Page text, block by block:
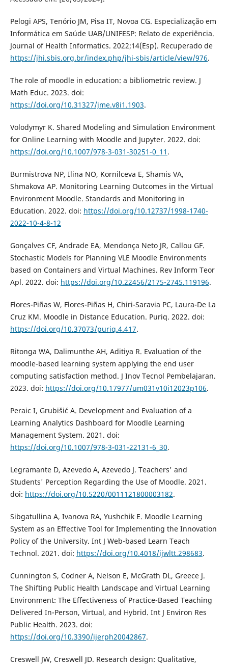
Pelogi APS, Tenório JM, Pisa IT, Novoa CG. Especialização em
Informática em Saúde UAB/UNIFESP: Relato de experiência.
Journal of Health Informatics. 2022;14(Esp). Recuperado de
https://jhi.sbis.org.br/index.php/jhi-sbis/article/view/976.
The role of moodle in education: a bibliometric review. J
Math Educ. 2023. doi:
https://doi.org/10.31327/jme.v8i1.1903.
Volodymyr K. Shared Modeling and Simulation Environment
for Online Learning with Moodle and Jupyter. 2022. doi:
https://doi.org/10.1007/978-3-031-30251-0_11 .
Burmistrova NP, Ilina NO, Kornilceva E, Shamis VA,
Shmakova AP. Monitoring Learning Outcomes in the Virtual
Environment Moodle. Standards and Monitoring in
Education. 2022. doi: https://doi.org/10.12737/1998-1740-
2022-10-4-8-12
Gonçalves CF, Andrade EA, Mendonça Neto JR, Callou GF.
Stochastic Models for Planning VLE Moodle Environments
based on Containers and Virtual Machines. Rev Inform Teor
Apl. 2022. doi: https://doi.org/10.22456/2175-2745.119196.
Flores-Piñas W, Flores-Piñas H, Chiri-Saravia PC, Laura-De La
Cruz KM. Moodle in Distance Education. Puriq. 2022. doi:
https://doi.org/10.37073/puriq.4.417.
Ritonga WA, Dalimunthe AH, Aditiya R. Evaluation of the
moodle-based learning system applying the end user
computing satisfaction method. J Inov Tecnol Pembelajaran.
2023. doi: https://doi.org/10.17977/um031v10i12023p106.
Peraic I, Grubišić A. Development and Evaluation of a
Learning Analytics Dashboard for Moodle Learning
Management System. 2021. doi:
https://doi.org/10.1007/978-3-031-22131-6_30.
Legramante D, Azevedo A, Azevedo J. Teachers' and
Students' Perception Regarding the Use of Moodle. 2021.
doi: https://doi.org/10.5220/0011121800003182.
Sibgatullina A, Ivanova RA, Yushchik E. Moodle Learning
System as an Effective Tool for Implementing the Innovation
Policy of the University. Int J Web-based Learn Teach
Technol. 2021. doi: https://doi.org/10.4018/ijwltt.298683.
Cunnington S, Codner A, Nelson E, McGrath DL, Greece J.
The Shifting Public Health Landscape and Virtual Learning
Environment: The Effectiveness of Practice-Based Teaching
Delivered In-Person, Virtual, and Hybrid. Int J Environ Res
Public Health. 2023. doi:
https://doi.org/10.3390/ijerph20042867.
Creswell JW, Creswell JD. Research design: Qualitative,